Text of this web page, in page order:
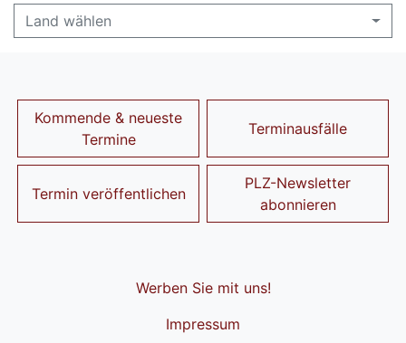
Land wählen
Kommende & neueste
Termine
Terminausfälle
Termin veröffentlichen
PLZ-Newsletter
abonnieren
Werben Sie mit uns!
Impressum